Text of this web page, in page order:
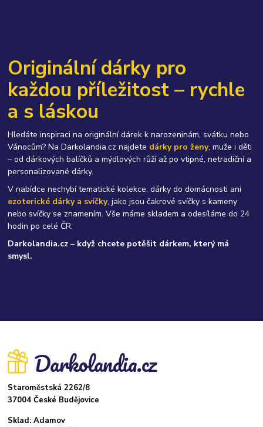
Originální dárky pro
každou příležitost – rychle
a s láskou
Hledáte inspiraci na originální dárek k narozeninám, svátku nebo
Vánocům? Na Darkolandia.cz najdete dárky pro ženy, muže i děti
– od dárkových balíčků a mýdlových růží až po vtipné, netradiční a
personalizované dárky.
V nabídce nechybí tematické kolekce, dárky do domácnosti ani
ezoterické dárky a svíčky, jako jsou čakrové svíčky s kameny
nebo svíčky se znamením. Vše máme skladem a odesíláme do 24
hodin po celé ČR.
Darkolandia.cz – když chcete potěšit dárkem, který má
smysl.
Staroměstská 2262/8
37004 České Budějovice
Sklad: Adamov